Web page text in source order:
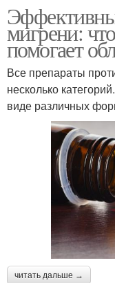
мигрени:
помогает
Все препараты
несколько
виде различных
читать дальше →